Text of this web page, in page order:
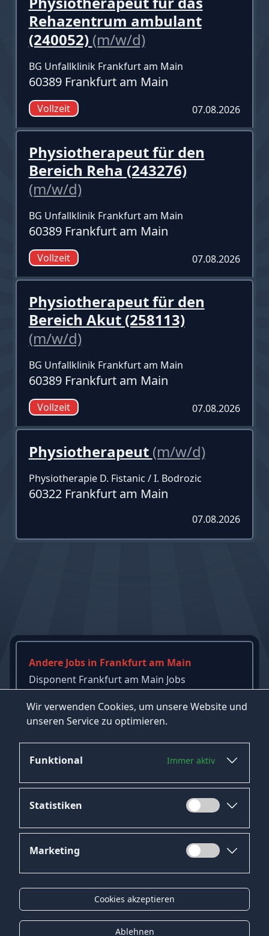
Wir verwenden Cookies, um unsere Website und
unseren Service zu optimieren.
Funktional Immer aktiv
Statistiken
Marketing
Cookies akzeptieren
Ablehnen
Rehazentrum ambulant
(240052) (m/w/d)
BG Unfallklinik Frankfurt am Main
60389 Frankfurt am Main
Vollzeit 07.08.2026
Physiotherapeut für den
Bereich Reha (243276)
(m/w/d)
BG Unfallklinik Frankfurt am Main
60389 Frankfurt am Main
Vollzeit 07.08.2026
Physiotherapeut für den
Bereich Akut (258113)
(m/w/d)
BG Unfallklinik Frankfurt am Main
60389 Frankfurt am Main
Vollzeit 07.08.2026
Physiotherapeut (m/w/d)
Physiotherapie D. Fistanic / I. Bodrozic
60322 Frankfurt am Main
07.08.2026
Andere Jobs in Frankfurt am Main
Disponent Frankfurt am Main Jobs
Physiker Frankfurt am Main Jobs
Mehr Jobs in Frankfurt am Main ansehen
Datenschutz
Impressum
Kontakt
Gender-Hinweis